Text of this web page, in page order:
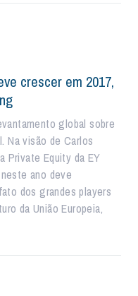
crescer em 2017,
global sobre
Na visão de Carlos
Private Equity da EY
ano deve
dos grandes players
da União Europeia,